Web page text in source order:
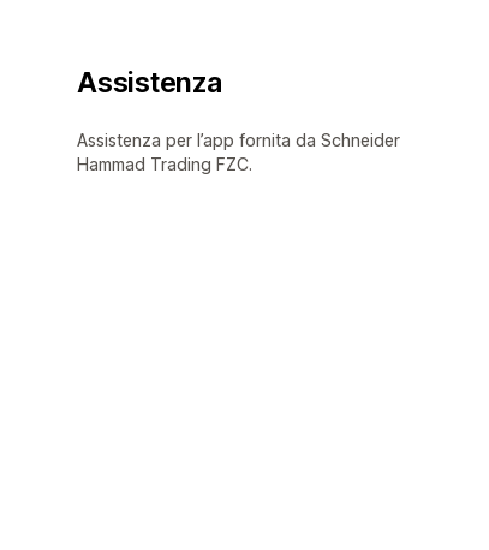
Assistenza
Assistenza per l’app fornita da Schneider
Hammad Trading FZC.